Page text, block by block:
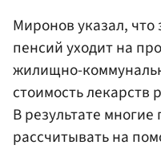
Миронов указал, что
пенсий уходит на
жилищно-
стоимость лекарств
В результате
рассчитывать на